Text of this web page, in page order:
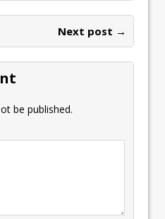
Next post →
be published.